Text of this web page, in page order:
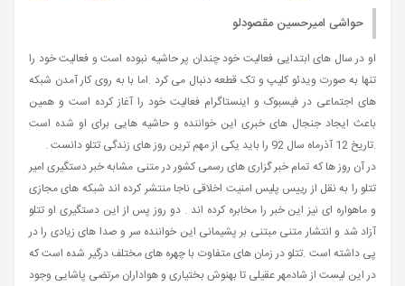
حواشی امیرحسین مقصودلو
او در سال های ابتدایی فعالیت خود چندان پر حاشیه نبوده است و فعالیت خود را
تنها به صورت ویدئو کلیپ و تک قطعه دنبال می کرد .اما با به روی کار آمدن شبکه
های اجتماعی در فیسبوک و اینستاگرام فعالیت خود را آغاز کرده است و همین
باعث ایجاد جنجال های خبری این خواننده و حاشیه هایی برای او شده است
.تاریخ 12 آذرماه سال 92 را باید یکی از مهم ترین روز های زندگی تتلو دانست .
در آن روز ها که تمام خبر گزاری های رسمی کشور در متنی مشابه خبر دستگیری امیر
تتلو را به نقل از رییس پلیس امنیت اخلاقی ناجا منتشر کرده اند شبکه های مجازی
و ماهواره ای نیز این خبر را مخابره کرده اند . دو روز پس از این دستگیری او تتلو
آزاد شد و انتشار متنی مبتنی بر پشیمانی این خواننده سر و صدا های زیادی را در
پی داشته است .تتلو در زمان های متفاوت با چهره های مختلف درگیر شده است که
در این لیست از شادمهر عقیلی تا بهنوش بختیاری و هواداران مرتضی پاشایی وجود